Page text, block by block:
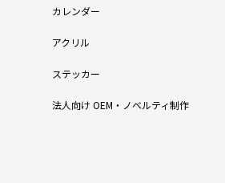
カレンダー
アクリル
ステッカー
法人向け OEM・ノベルティ制作